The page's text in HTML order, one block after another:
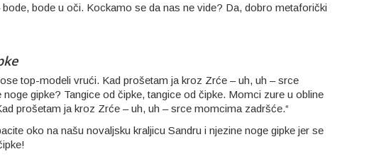
bode u oči. Kockamo se da nas ne vide? Da, dobro metaforički
top-modeli vrući. Kad prošetam ja kroz Zrće – uh, uh – srce
gipke? Tangice od čipke, tangice od čipke. Momci zure u obline
prošetam ja kroz Zrće – uh, uh – srce momcima zadršće.“
oko na našu novaljsku kraljicu Sandru i njezine noge gipke jer se